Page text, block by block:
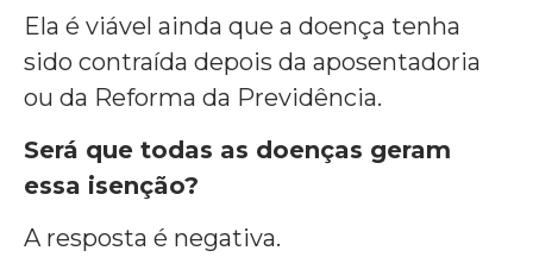
Ela é viável ainda que a doença tenha
sido contraída depois da aposentadoria
ou da Reforma da Previdência.
Será que todas as doenças geram
essa isenção?
A resposta é negativa.